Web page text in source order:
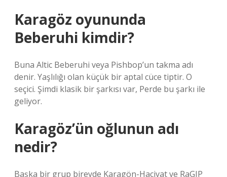
Karagöz oyununda
Beberuhi kimdir?
Buna Altic Beberuhi veya Pishbop’un takma adı
denir. Yaşlılığı olan küçük bir aptal cüce tiptir. O
seçici. Şimdi klasik bir şarkısı var, Perde bu şarkı ile
geliyor.
Karagöz’ün oğlunun adı
nedir?
Başka bir grup bireyde Karagön-Hacivat ve RaGIP